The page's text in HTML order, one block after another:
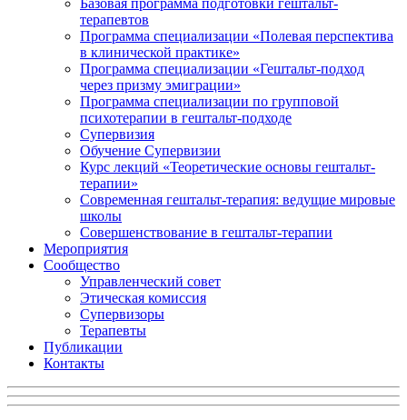
Базовая программа подготовки гештальт-
терапевтов
Программа специализации «Полевая перспектива
в клинической практике»
Программа специализации «Гештальт-подход
через призму эмиграции»
Программа специализации по групповой
психотерапии в гештальт-подходе
Супервизия
Обучение Супервизии
Курс лекций «Теоретические основы гештальт-
терапии»
Современная гештальт-терапия: ведущие мировые
школы
Совершенствование в гештальт-терапии
Мероприятия
Сообщество
Управленческий совет
Этическая комиссия
Супервизоры
Терапевты
Публикации
Контакты